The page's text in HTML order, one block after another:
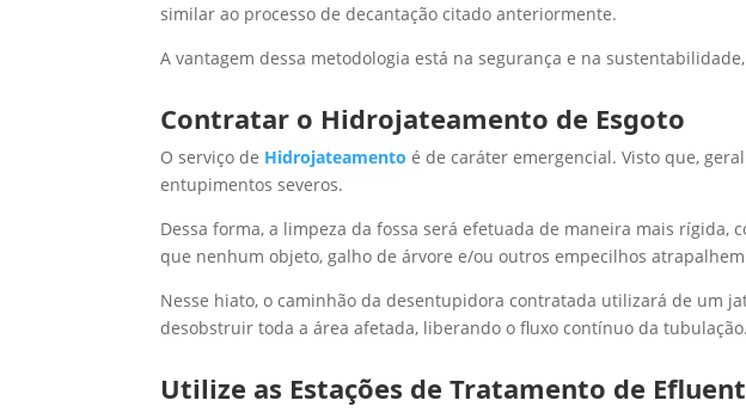
similar ao processo de decantação citado anteriormente.
A vantagem dessa metodologia está na segurança e na
Contratar o Hidrojateamento de Esgoto
O serviço de Hidrojateamentoé de caráter emergencial. Visto que,
entupimentos severos.
Dessa forma, a limpeza da fossa será efetuada de maneira mais
que nenhum objeto, galho de árvore e/ou outros empecilhos
Nesse hiato, o caminhão da desentupidora contratada utilizará de um
desobstruir toda a área afetada, liberando o fluxo contínuo da tubulação.
Utilize as Estações de Tratamento de